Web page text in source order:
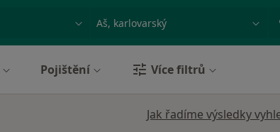
Město nebo region
Pojištění Více filtrů
Jak řadíme výsledky